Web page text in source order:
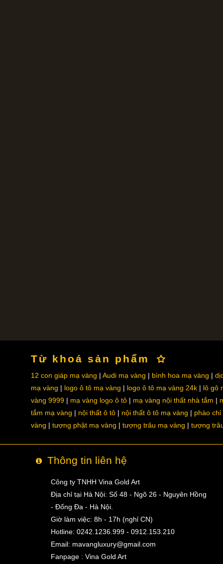
Từ khoá sản phẩm
12 con giáp mạ vàng Audi mạ vàng bình hoa mạ vàng
mạ vàng
logo ô tô mạ vàng logo ô tô mạ vàng 24k
lô gô
vàng 9999
mạ vàng logo ô tô mạ vàng nội thất nhà tắm
tắm mạ vàng
nội thất ô tô nội thất ô tô mạ vàng
phào chỉ
vàng
tượng phật mạ vàng tượng trâu mạ vàng tượng
Thông tin liên hệ
Công ty TNHH Vina Gold Art
Địa chỉ tại Hà Nội: Số 48 - Ngõ 26 - Nguyên Hồng
- Đống Đa - Hà Nội.
Giờ làm việc: 8h - 17h (nghỉ CN)
Hotline: 0242.1236.999 - 0912.153.210
Email: mavangluxury@gmail.com
Fanpage : Vina Gold Art